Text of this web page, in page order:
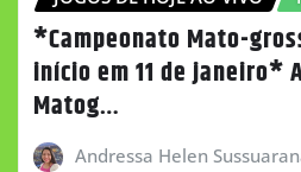
*Campeonato Mato-
início em 11 de janeiro*
Matog…
Andressa Helen